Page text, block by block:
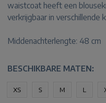
waistcoat heeft een
verkrijgbaar in verschillende
Middenachterlengte: 48 cm
BESCHIKBARE MATEN:
XS S M L